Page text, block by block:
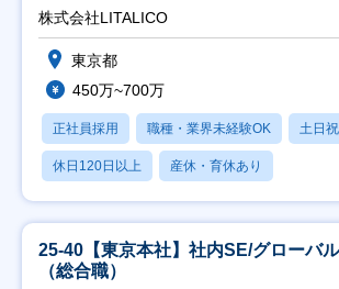
株式会社LITALICO
東京都
450万~700万
正社員採用 職種・業界未経験OK 土日
休日120日以上 産休・育休あり
25-40【東京本社】社内SE/グローバ
（総合職）